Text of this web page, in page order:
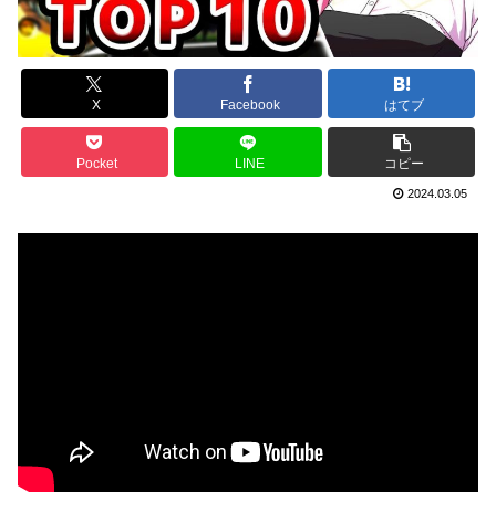
X Facebook はてブ
Pocket LINE コピー
2024.03.05